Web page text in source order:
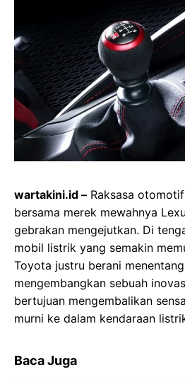
wartakini.id – Raksasa
bersama merek mewahnya
gebrakan mengejutkan. Di
mobil listrik yang semakin
Toyota justru berani
mengembangkan sebuah
bertujuan mengembalikan
murni ke dalam kendaraan
Baca Juga